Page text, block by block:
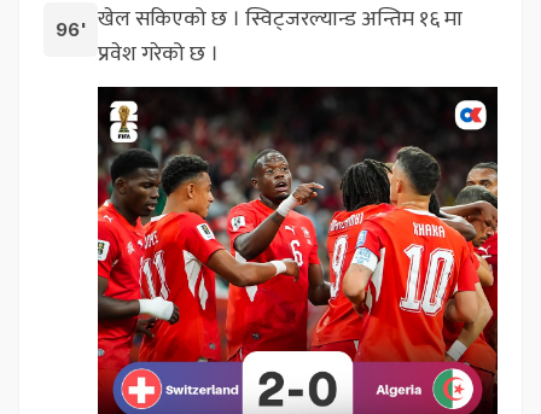
96' खेल सकिएको छ । स्विट्जरल्यान्ड अन्तिम १६ मा
प्रवेश गरेको छ ।